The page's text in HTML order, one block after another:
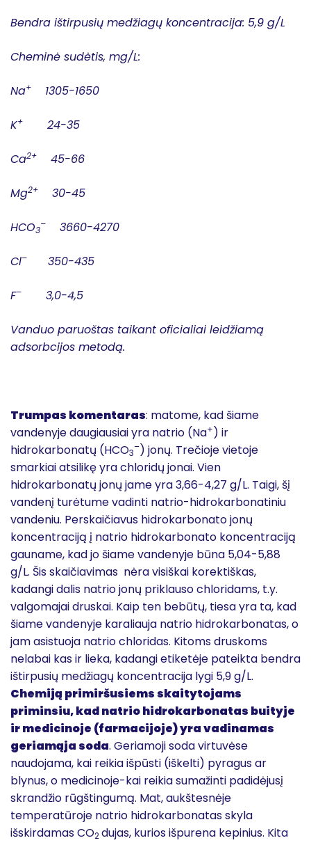
Bendra ištirpusių medžiagų koncentracija: 5,9 g/L
Cheminė sudėtis, mg/L:
Na+ 1305-1650
K+ 24-35
Ca2+ 45-66
Mg2+ 30-45
HCO3
– 3660-4270
Cl– 350-435
F– 3,0-4,5
Vanduo paruoštas taikant oficialiai leidžiamą
adsorbcijos metodą.
Trumpas komentaras: matome, kad šiame
vandenyje daugiausiai yra natrio (Na+) ir
hidrokarbonatų (HCO3
–) jonų. Trečioje vietoje
smarkiai atsilikę yra chloridų jonai. Vien
hidrokarbonatų jonų jame yra 3,66-4,27 g/L. Taigi, šį
vandenį turėtume vadinti natrio-hidrokarbonatiniu
vandeniu. Perskaičiavus hidrokarbonato jonų
koncentraciją į natrio hidrokarbonato koncentraciją
gauname, kad jo šiame vandenyje būna 5,04-5,88
g/L. Šis skaičiavimas nėra visiškai korektiškas,
kadangi dalis natrio jonų priklauso chloridams, t.y.
valgomajai druskai. Kaip ten bebūtų, tiesa yra ta, kad
šiame vandenyje karaliauja natrio hidrokarbonatas, o
jam asistuoja natrio chloridas. Kitoms druskoms
nelabai kas ir lieka, kadangi etiketėje pateikta bendra
ištirpusių medžiagų koncentracija lygi 5,9 g/L.
Chemiją primiršusiems skaitytojams
priminsiu, kad natrio hidrokarbonatas buityje
ir medicinoje (farmacijoje) yra vadinamas
geriamąja soda. Geriamoji soda virtuvėse
naudojama, kai reikia išpūsti (iškelti) pyragus ar
blynus, o medicinoje-kai reikia sumažinti padidėjusį
skrandžio rūgštingumą. Mat, aukštesnėje
temperatūroje natrio hidrokarbonatas skyla
išskirdamas CO2dujas, kurios išpurena kepinius. Kita